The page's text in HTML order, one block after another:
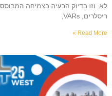
לא. וזו בדיוק הבעיה בצמיחה
ריסלרים, VARs,
Read More »